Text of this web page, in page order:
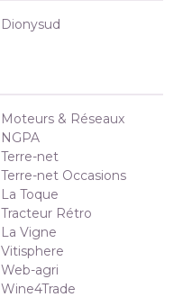
Dionysud
Moteurs & Réseaux
NGPA
Terre-net
Terre-net Occasions
La Toque
Tracteur Rétro
La Vigne
Vitisphere
Web-agri
Wine4Trade